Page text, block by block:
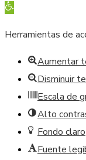
Abrir barra de
Herramientas de
Aumentar
Disminuir
Escala de
Alto
Fondo claro
Fuente